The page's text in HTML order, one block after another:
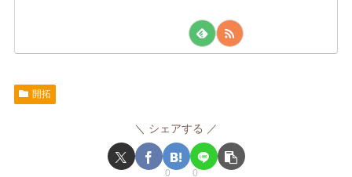
開拓
シェアする
0 0